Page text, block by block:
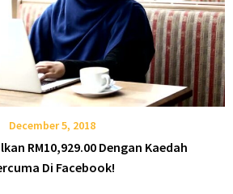
December 5, 2018
RM10,929.00 Dengan Kaedah
Di Facebook!